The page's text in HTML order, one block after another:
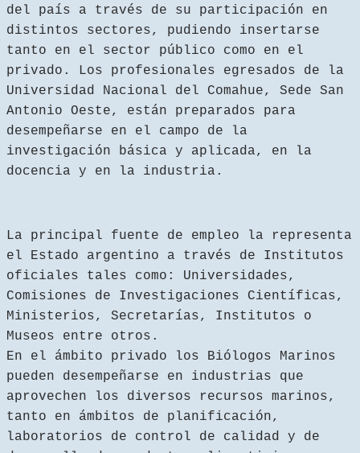
del país a través de su participación en
distintos sectores, pudiendo insertarse
tanto en el sector público como en el
privado. Los profesionales egresados de la
Universidad Nacional del Comahue, Sede San
Antonio Oeste, están preparados para
desempeñarse en el campo de la
investigación básica y aplicada, en la
docencia y en la industria.
La principal fuente de empleo la representa
el Estado argentino a través de Institutos
oficiales tales como: Universidades,
Comisiones de Investigaciones Científicas,
Ministerios, Secretarías, Institutos o
Museos entre otros.
En el ámbito privado los Biólogos Marinos
pueden desempeñarse en industrias que
aprovechen los diversos recursos marinos,
tanto en ámbitos de planificación,
laboratorios de control de calidad y de